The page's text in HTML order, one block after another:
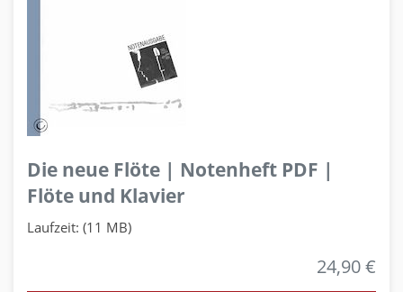
Die neue Flöte | Notenheft PDF |
Flöte und Klavier
Laufzeit: (11 MB)
24,90 €